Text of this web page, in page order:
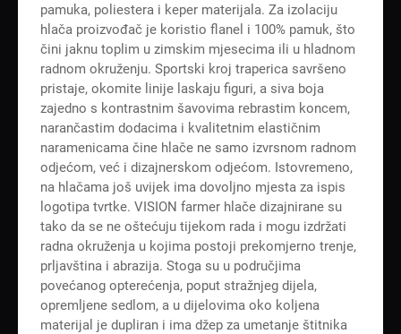
pamuka, poliestera i keper materijala. Za izolaciju
hlača proizvođač je koristio flanel i 100% pamuk, što
čini jaknu toplim u zimskim mjesecima ili u hladnom
radnom okruženju. Sportski kroj traperica savršeno
pristaje, okomite linije laskaju figuri, a siva boja
zajedno s kontrastnim šavovima rebrastim koncem,
narančastim dodacima i kvalitetnim elastičnim
naramenicama čine hlače ne samo izvrsnom radnom
odjećom, već i dizajnerskom odjećom. Istovremeno,
na hlačama još uvijek ima dovoljno mjesta za ispis
logotipa tvrtke. VISION farmer hlače dizajnirane su
tako da se ne oštećuju tijekom rada i mogu izdržati
radna okruženja u kojima postoji prekomjerno trenje,
prljavština i abrazija. Stoga su u područjima
povećanog opterećenja, poput stražnjeg dijela,
opremljene sedlom, a u dijelovima oko koljena
materijal je dupliran i ima džep za umetanje štitnika